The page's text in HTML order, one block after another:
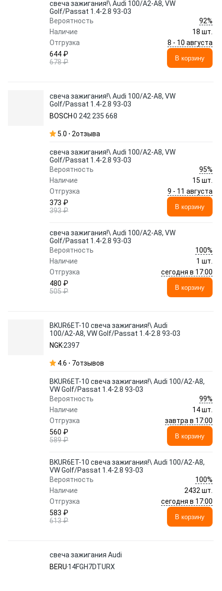
свеча зажигания!\ Audi 100/A2-A8, VW
Golf/Passat 1.4-2.8 93-03
Вероятность
92%
Наличие
18 шт.
Отгрузка
8 - 10 августа
644 ₽
678 ₽
В корзину
свеча зажигания!\ Audi 100/A2-A8, VW
Golf/Passat 1.4-2.8 93-03
BOSCH 0 242 235 668
5.0 2отзыва
свеча зажигания!\ Audi 100/A2-A8, VW
Golf/Passat 1.4-2.8 93-03
Вероятность
95%
Наличие
15 шт.
Отгрузка
9 - 11 августа
373 ₽
393 ₽
В корзину
свеча зажигания!\ Audi 100/A2-A8, VW
Golf/Passat 1.4-2.8 93-03
Вероятность
100%
Наличие
1 шт.
Отгрузка
сегодня в 17:00
480 ₽
505 ₽
В корзину
BKUR6ET-10 свеча зажигания!\ Audi
100/A2-A8, VW Golf/Passat 1.4-2.8 93-03
NGK2397
4.6 7отзывов
BKUR6ET-10 свеча зажигания!\ Audi 100/A2-A8,
VW Golf/Passat 1.4-2.8 93-03
Вероятность
99%
Наличие
14 шт.
Отгрузка
завтра в 17:00
560 ₽
589 ₽
В корзину
BKUR6ET-10 свеча зажигания!\ Audi 100/A2-A8,
VW Golf/Passat 1.4-2.8 93-03
Вероятность
100%
Наличие
2432 шт.
Отгрузка
сегодня в 17:00
583 ₽
613 ₽
В корзину
свеча зажигания Audi
BERU 14FGH7DTURX